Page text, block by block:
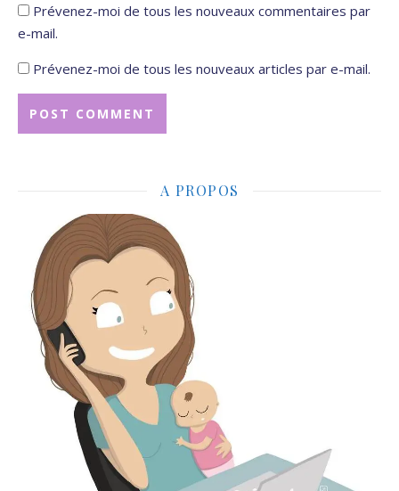
Prévenez-moi de tous les nouveaux commentaires par
e-mail.
Prévenez-moi de tous les nouveaux articles par e-mail.
A PROPOS